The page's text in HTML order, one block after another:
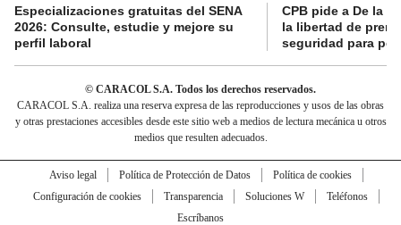
Especializaciones gratuitas del SENA
2026: Consulte, estudie y mejore su
perfil laboral
CPB pide a De la
la libertad de
seguridad para
© CARACOL S.A. Todos los derechos reservados.
CARACOL S.A. realiza una reserva expresa de las reproducciones y usos de las obras
y otras prestaciones accesibles desde este sitio web a medios de lectura mecánica u otros
medios que resulten adecuados.
Aviso legal Política de Protección de Datos
Política de cookies
Configuración de cookies
Transparencia Soluciones W
Teléfonos
Escríbanos